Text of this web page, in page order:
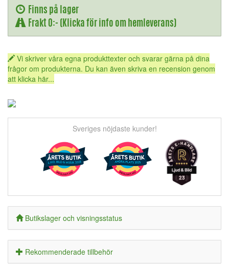
Finns på lager
Frakt 0:- (Klicka för info om hemleverans)
Vi skriver våra egna produkttexter och svarar gärna på dina
frågor om produkterna. Du kan även skriva en recension genom
att klicka här...
Sveriges nöjdaste kunder!
Butikslager och visningsstatus
Rekommenderade tillbehör